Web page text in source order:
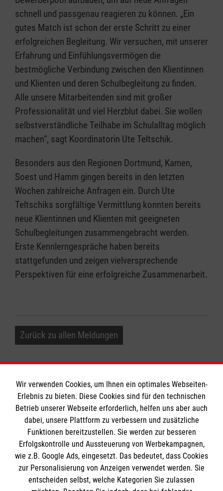
schnell und passgenau reagieren zu können. „Ein
gutes Match ist schon der erste Schritt zu einer
erfolgreichen Begleitung. Wir versuchen, mit unserer
Erfahrung und Einfühlungsvermögen die
bestmögliche Verbindung zwischen den Klientinnen
und Klienten und deren Schulbegleitung zu finden.
Alle unsere Mitarbeitenden sind mit großer
Professionalität und viel Herzblut dabei. Sie wollen
selbstverständliche Teilhabe im Schulalltag möglich
machen“, sagt Koordinatorin Ute Teltschik.
Besonders aus den Regionen Dortmund, Kamen,
Soest und Hamm gingen bereits in den letzten
Wochen zahlreiche Anfragen ein. Durch Ute
Teltschiks sorgfältige Vermittlung konnten bereits
neue Klientinnen und Klienten mit geeigneten
Schulbegleitungen zusammengebracht werden.
Erste Kennlerngespräche haben bereits
stattgefunden und zeigen vielversprechende
Perspektiven für eine erfolgreiche Zusammenarbeit.
Zurück zu allen Meldungen
Informationen
Impressum
Datenschutz
Kontakt
Die Malteser
Wir verwenden Cookies, um Ihnen ein optimales Webseiten-
Erlebnis zu bieten. Diese Cookies sind für den technischen
Betrieb unserer Webseite erforderlich, helfen uns aber auch
dabei, unsere Plattform zu verbessern und zusätzliche
Funktionen bereitzustellen. Sie werden zur besseren
Erfolgskontrolle und Aussteuerung von Werbekampagnen,
wie z.B. Google Ads, eingesetzt. Das bedeutet, dass Cookies
zur Personalisierung von Anzeigen verwendet werden. Sie
entscheiden selbst, welche Kategorien Sie zulassen